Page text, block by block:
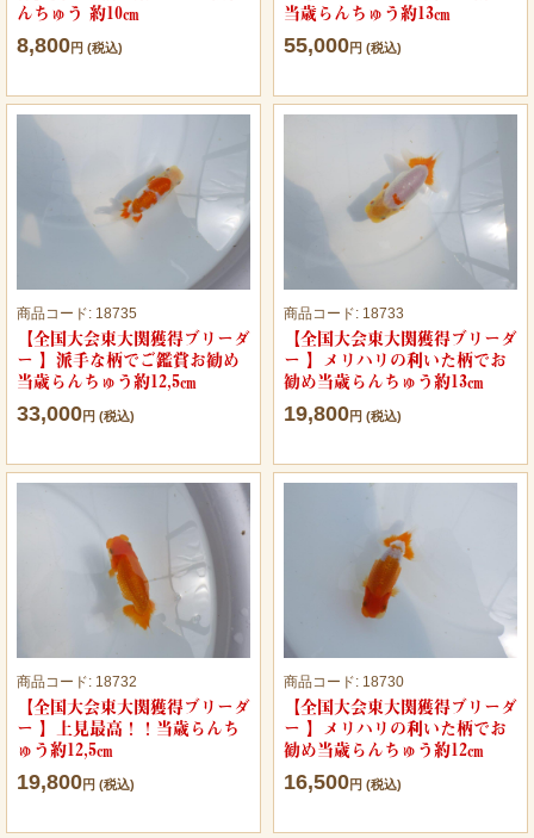
んちゅう 約10㎝
8,800円 (税込)
当歳らんちゅう約13㎝
55,000円 (税込)
商品コード: 18735
【全国大会東大関獲得ブリーダ
ー 】派手な柄でご鑑賞お勧め
当歳らんちゅう約12,5㎝
33,000円 (税込)
商品コード: 18733
【全国大会東大関獲得ブリーダ
ー 】メリハリの利いた柄でお
勧め当歳らんちゅう約13㎝
19,800円 (税込)
商品コード: 18732
【全国大会東大関獲得ブリーダ
ー 】上見最高！！当歳らんち
ゅう約12,5㎝
19,800円 (税込)
商品コード: 18730
【全国大会東大関獲得ブリーダ
ー 】メリハリの利いた柄でお
勧め当歳らんちゅう約12㎝
16,500円 (税込)